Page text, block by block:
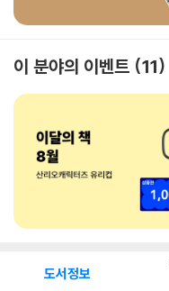
이 분야의 이벤트 11
도서정보